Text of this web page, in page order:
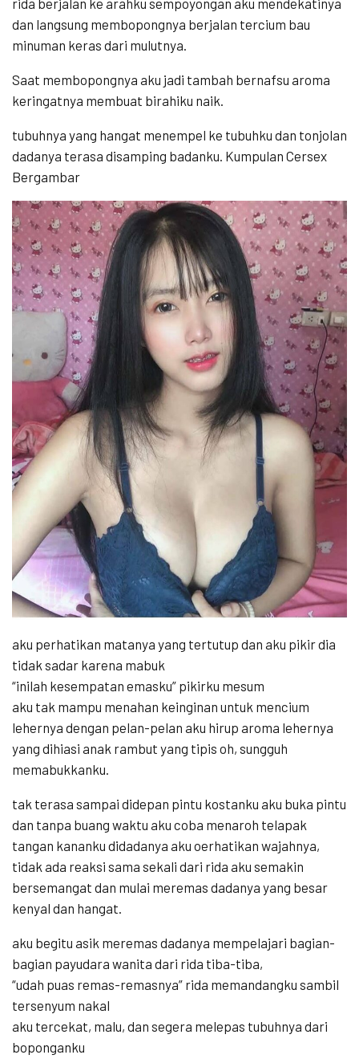
dan langsung membopongnya berjalan tercium bau
minuman keras dari mulutnya.
Saat membopongnya aku jadi tambah bernafsu aroma
keringatnya membuat birahiku naik.
tubuhnya yang hangat menempel ke tubuhku dan tonjolan
dadanya terasa disamping badanku. Kumpulan Cersex
Bergambar
aku perhatikan matanya yang tertutup dan aku pikir dia
tidak sadar karena mabuk
“inilah kesempatan emasku” pikirku mesum
aku tak mampu menahan keinginan untuk mencium
lehernya dengan pelan-pelan aku hirup aroma lehernya
yang dihiasi anak rambut yang tipis oh, sungguh
memabukkanku.
tak terasa sampai didepan pintu kostanku aku buka pintu
dan tanpa buang waktu aku coba menaroh telapak
tangan kananku didadanya aku oerhatikan wajahnya,
tidak ada reaksi sama sekali dari rida aku semakin
bersemangat dan mulai meremas dadanya yang besar
kenyal dan hangat.
aku begitu asik meremas dadanya mempelajari bagian-
bagian payudara wanita dari rida tiba-tiba,
“udah puas remas-remasnya” rida memandangku sambil
tersenyum nakal
aku tercekat, malu, dan segera melepas tubuhnya dari
boponganku